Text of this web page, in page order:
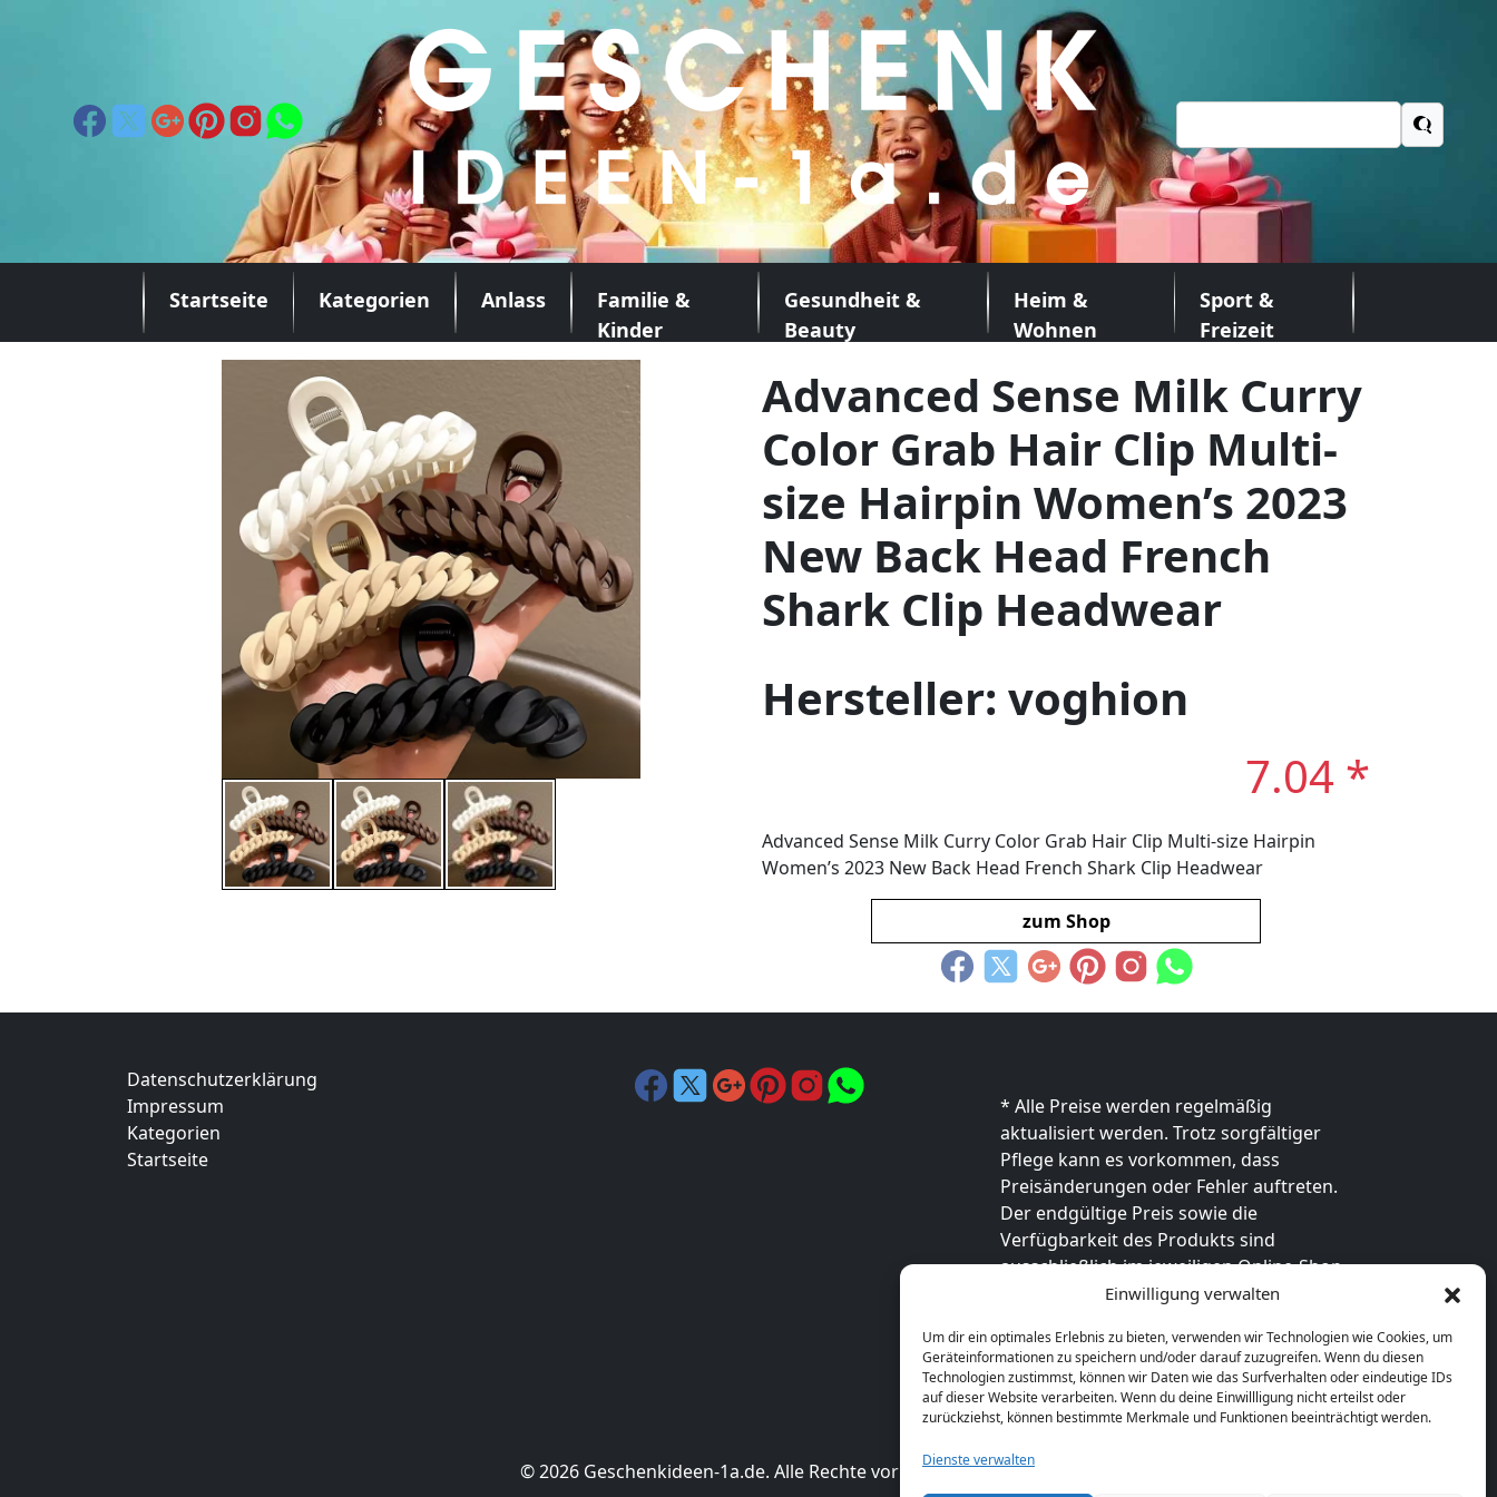
Einwilligung verwalten
Um dir ein optimales Erlebnis zu bieten, verwenden wir Technologien wie Cookies, um
Geräteinformationen zu speichern und/oder darauf zuzugreifen. Wenn du diesen
Technologien zustimmst, können wir Daten wie das Surfverhalten oder eindeutige IDs
auf dieser Website verarbeiten. Wenn du deine Einwillligung nicht erteilst oder
zurückziehst, können bestimmte Merkmale und Funktionen beeinträchtigt werden.
Dienste verwalten
nach:
Startseite Kategorien Anlass
Familie &
Kinder
Gesundheit &
Beauty
Heim &
Wohnen
Sport &
Freizeit
Advanced Sense Milk Curry
Color Grab Hair Clip Multi-
size Hairpin Women’s 2023
New Back Head French
Shark Clip Headwear
Hersteller: voghion
7.04 *
Advanced Sense Milk Curry Color Grab Hair Clip Multi-size Hairpin
Women’s 2023 New Back Head French Shark Clip Headwear
zum Shop
Datenschutzerklärung
Impressum
Kategorien
Startseite
* Alle Preise werden regelmäßig
aktualisiert werden. Trotz sorgfältiger
Pflege kann es vorkommen, dass
Preisänderungen oder Fehler auftreten.
Der endgültige Preis sowie die
Verfügbarkeit des Produkts sind
ausschließlich im jeweiligen Online-Shop
des Anbieters verbindlich. Bitte
beim Händler.
© 2026 Geschenkideen-1a.de. Alle Rechte vorbehalten.